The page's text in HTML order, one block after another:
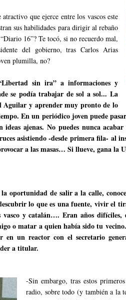
que ejerce entre los vascos este
sus habilidades para dirigir al rebaño
16”? Te tocó, si no recuerdo mal,
del gobierno, tras Carlos Arias
plumilla, no?
sin ira” a informaciones y
se podía trabajar de sol a sol... La
Aguilar y aprender muy pronto de lo
En un periódico joven puede
ajenas. No puedes nunca
asistiendo -desde primera fila- al
a las masas… Si llueve, gana la
oportunidad de salir a la calle,
lo que es una fuente, vivir el
y catalán…. Eran años difíciles,
o matar a quien había sido tu
en un reactor con el secretario
a titular.
-Sin embargo, tras estos
radio, sobre todo (y también a la